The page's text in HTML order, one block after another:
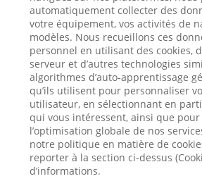
automatiquement collecter des
votre équipement, vos activités de
modèles. Nous recueillons ces
personnel en utilisant des cookies,
serveur et d’autres technologies
algorithmes d’auto-apprentissage
qu’ils utilisent pour personnaliser
utilisateur, en sélectionnant en
qui vous intéressent, ainsi que
l’optimisation globale de nos
notre politique en matière de
reporter à la section ci-dessus
d’informations.